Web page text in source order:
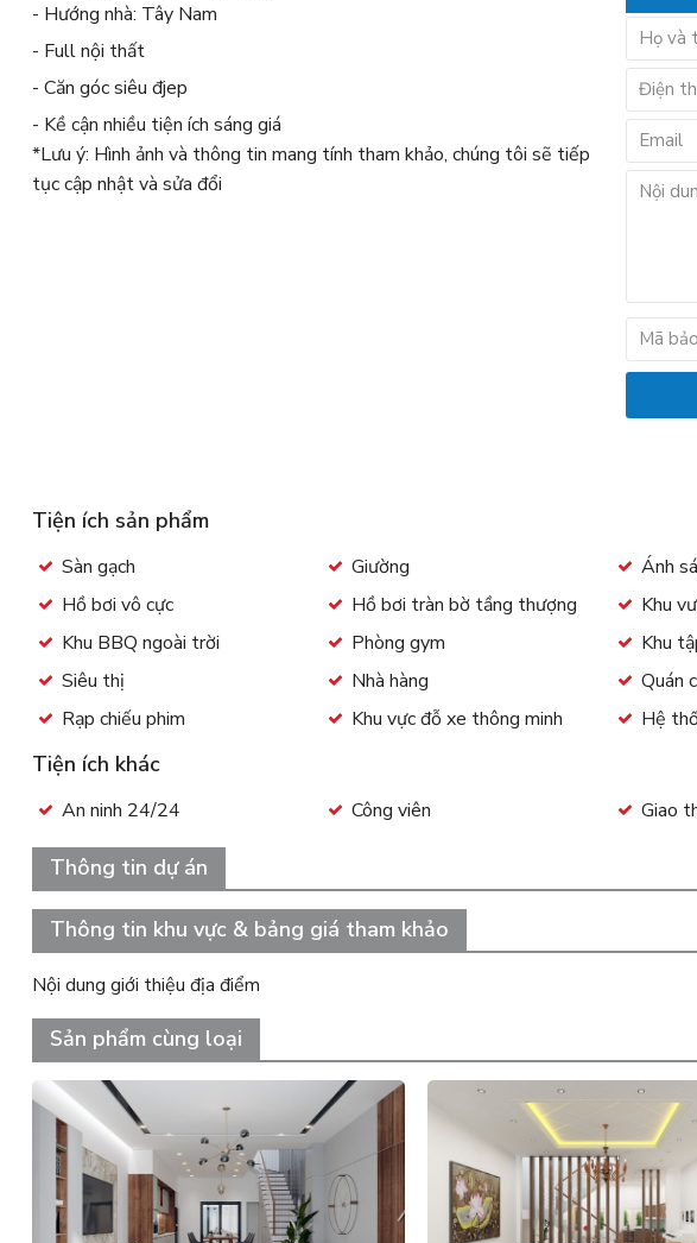
- Hướng nhà: Tây Nam
- Full nội thất
- Căn góc siêu đjep
- Kề cận nhiều tiện ích sáng giá
*Lưu ý: Hình ảnh và thông tin mang tính tham khảo, chúng tôi sẽ tiếp
tục cập nhật và sửa đổi
Tiện ích sản phẩm
Sàn gạch Giường Ánh
Hồ bơi vô cực
Hồ bơi tràn bờ tầng thượng Khu
Khu BBQ ngoài trời
Phòng gym Khu
Siêu thị
Nhà hàng Quán
Rạp chiếu phim
Khu vực đỗ xe thông minh Hệ
Tiện ích khác
An ninh 24/24 Công viên Giao
Thông tin dự án
Thông tin khu vực & bảng giá tham khảo
Nội dung giới thiệu địa điểm
Sản phẩm cùng loại